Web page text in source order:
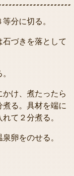
分に切る。
づきを落として
け、煮たったら
煮る。具材を端に
て２分煮る。
卵をのせる。